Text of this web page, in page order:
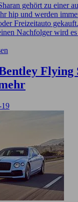
gehört zu einer
hip und werden
Freizeitauto
Nachfolger wird
Flying
19